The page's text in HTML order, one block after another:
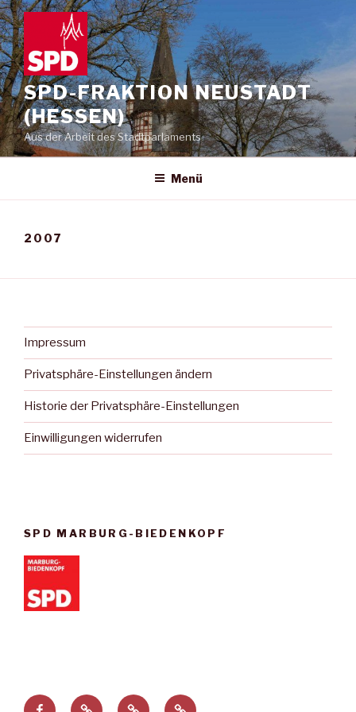
Zum
Inhalt
springen
SPD-FRAKTION NEUSTADT
(HESSEN)
Aus der Arbeit des Stadtparlaments
Menü
2007
Impressum
Privatsphäre-Einstellungen ändern
Historie der Privatsphäre-Einstellungen
Einwilligungen widerrufen
SPD MARBURG-BIEDENKOPF
FacebookPrivatsphäre-
HistorieEinwilligungen